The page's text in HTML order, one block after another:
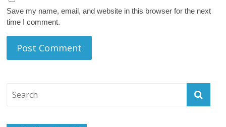
Save my name, email, and website in this browser for the next
time I comment.